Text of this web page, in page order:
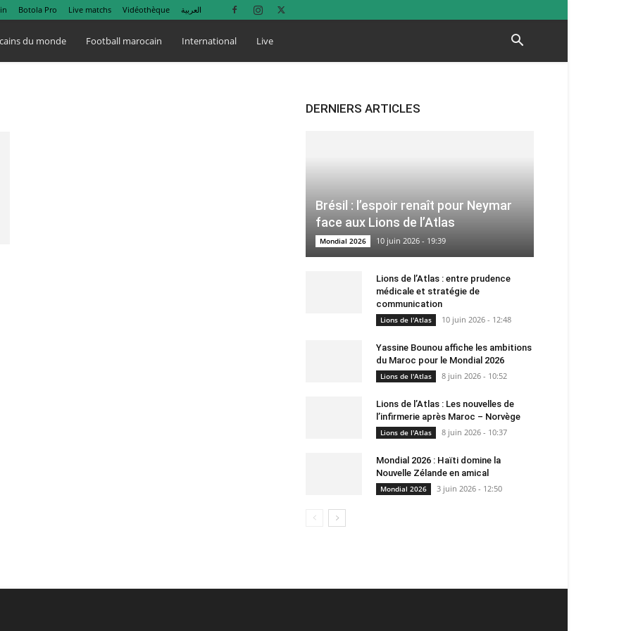
Botola Pro Live matchs Vidéothèque العربية
du monde Football marocain International Live
DERNIERS ARTICLES
Brésil : l’espoir renaît pour Neymar
face aux Lions de l’Atlas
Mondial 2026 10 juin 2026 - 19:39
Lions de l’Atlas : entre prudence
médicale et stratégie de
communication
Lions de l'Atlas 10 juin 2026 - 12:48
Yassine Bounou affiche les ambitions
du Maroc pour le Mondial 2026
Lions de l'Atlas 8 juin 2026 - 10:52
Lions de l’Atlas : Les nouvelles de
l’infirmerie après Maroc – Norvège
Lions de l'Atlas 8 juin 2026 - 10:37
Mondial 2026 : Haïti domine la
Nouvelle Zélande en amical
Mondial 2026 3 juin 2026 - 12:50